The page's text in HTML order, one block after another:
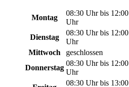
Montag
08:30 Uhr bis 12:00
Uhr
Dienstag
08:30 Uhr bis 12:00
Uhr
Mittwoch
geschlossen
Donnerstag
08:30 Uhr bis 12:00
Uhr
08:30 Uhr bis 13:00